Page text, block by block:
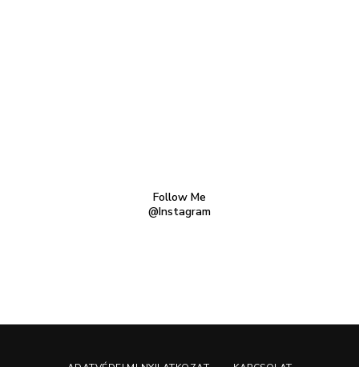
Follow Me
@Instagram